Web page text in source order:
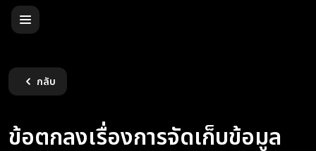
กลับ
ข้อตกลงเรื่องการจัดเก็บข้อมูล